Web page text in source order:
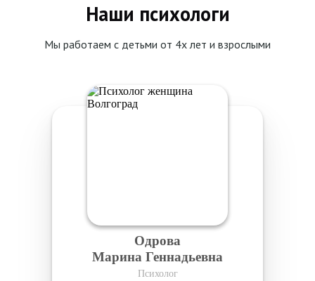
Наши психологи
Мы работаем с детьми от 4х лет и взрослыми
Одрова
Марина Геннадьевна
Психолог